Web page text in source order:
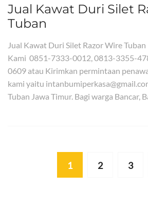
Jual Kawat Duri Silet
Tuban
Jual Kawat Duri Silet Razor Wire
Kami 0851-7333-0012, 0813-3355-
0609 atau Kirimkan permintaan
kami yaitu
Tuban Jawa Timur. Bagi warga Bancar,
1 2 3